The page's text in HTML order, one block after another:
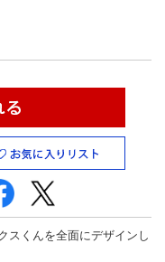
スくんを全面にデザインし